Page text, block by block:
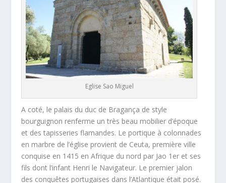
Eglise Sao Miguel
A coté, le palais du duc de Bragança de style
bourguignon renferme un très beau mobilier d’époque
et des tapisseries flamandes. Le portique à colonnades
en marbre de l’église provient de Ceuta, première ville
conquise en 1415 en Afrique du nord par Jao 1er et ses
fils dont l’infant Henri le Navigateur. Le premier jalon
des conquêtes portugaises dans l’Atlantique était posé.